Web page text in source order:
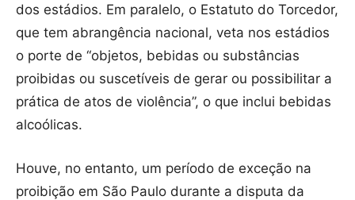
dos estádios. Em paralelo, o Estatuto do Torcedor,
que tem abrangência nacional, veta nos estádios
o porte de “objetos, bebidas ou substâncias
proibidas ou suscetíveis de gerar ou possibilitar a
prática de atos de violência”, o que inclui bebidas
alcoólicas.
Houve, no entanto, um período de exceção na
proibição em São Paulo durante a disputa da